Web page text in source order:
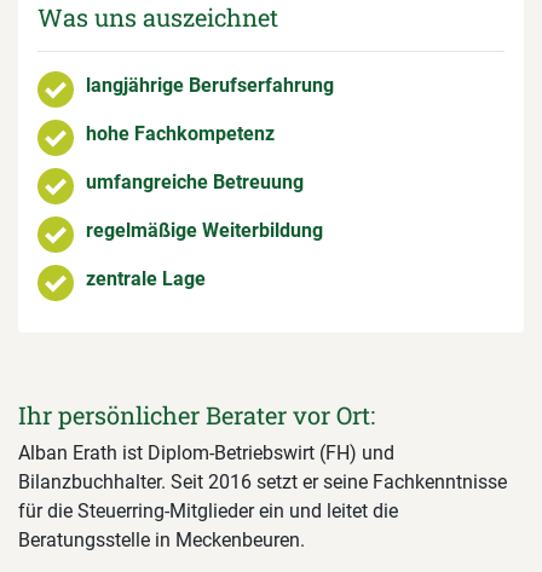
Was uns auszeichnet
langjährige Berufserfahrung
hohe Fachkompetenz
umfangreiche Betreuung
regelmäßige Weiterbildung
zentrale Lage
Ihr persönlicher Berater vor Ort:
Alban Erath ist Diplom-Betriebswirt (FH) und
Bilanzbuchhalter. Seit 2016 setzt er seine Fachkenntnisse
für die Steuerring-Mitglieder ein und leitet die
Beratungsstelle in Meckenbeuren.